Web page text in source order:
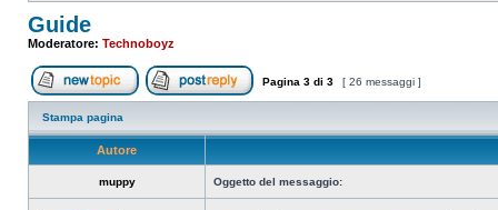
Guide
Moderatore: Technoboyz
Apri un nuovo argomentoRispondi all’argomento
Pagina 3 di 3 [ 26 messaggi ]
Stampa pagina
Autore
muppy Oggetto del messaggio: